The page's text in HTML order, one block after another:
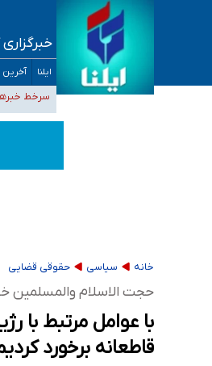
خبرگزاری
ایلنا آخرین
سرخط
۴۰ تا ۵۰ روز گرمای نسبی در پیش داریم/ دمای تهران به ۳۸ درجه می‌رسد
آخرین
خانه سیاسی حقوقی قضایی
حجت الاسلام والمسلمین
قاطعانه برخورد